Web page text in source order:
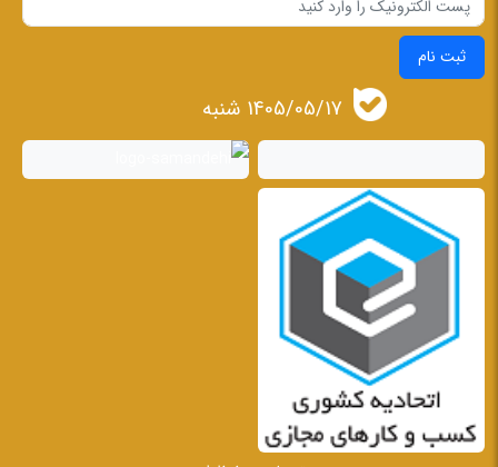
ثبت نام
1405/05/17 شنبه